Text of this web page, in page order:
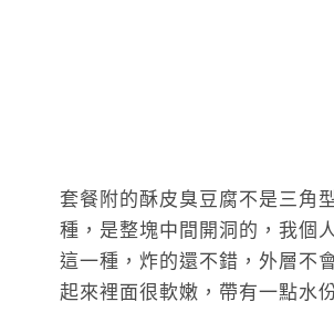
套餐附的酥皮臭豆腐不是三角
種，是整塊中間開洞的，我個
這一種，炸的還不錯，外層不
起來裡面很軟嫩，帶有一點水